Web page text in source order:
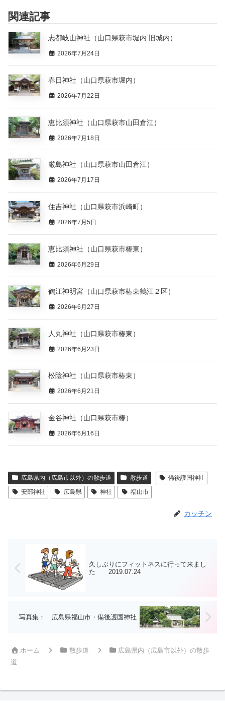
関連記事
志都岐山神社（山口県萩市堀内 旧城内）
2026年7月24日
春日神社（山口県萩市堀内）
2026年7月22日
恵比須神社（山口県萩市山田倉江）
2026年7月18日
厳島神社（山口県萩市山田倉江）
2026年7月17日
住吉神社（山口県萩市浜崎町）
2026年7月5日
恵比須神社（山口県萩市椿東）
2026年6月29日
鶴江神明宮（山口県萩市椿東鶴江２区）
2026年6月27日
人丸神社（山口県萩市椿東）
2026年6月23日
松陰神社（山口県萩市椿東）
2026年6月21日
金谷神社（山口県萩市椿）
2026年6月16日
広島県内（広島市以外）の散歩道 散歩道
備後護国神社
安部神社
広島県 神社 福山市
カッチン
久しぶりにフィットネスに行って来まし
た 2019.07.24
写真集： 広島県福山市・備後護国神社
ホーム 散歩道
広島県内（広島市以外）の散歩
道